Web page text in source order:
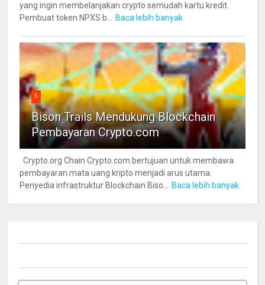
yang ingin membelanjakan crypto semudah kartu kredit.
Pembuat token NPXS b...
Baca lebih banyak
5
Bison Trails Mendukung Blockchain
Pembayaran Crypto.com
Crypto.org Chain Crypto.com bertujuan untuk membawa
pembayaran mata uang kripto menjadi arus utama.
Penyedia infrastruktur Blockchain Biso...
Baca lebih banyak